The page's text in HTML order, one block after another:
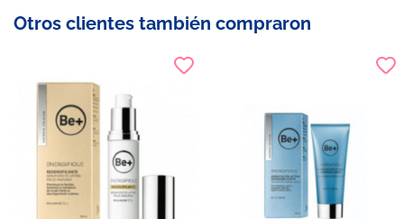
Otros clientes también compraron